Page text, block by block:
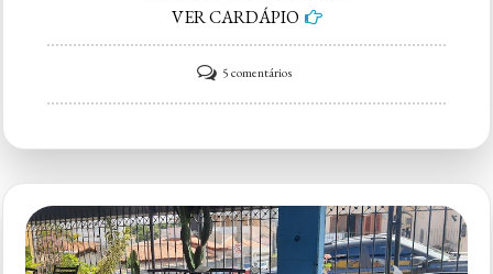
VER CARDÁPIO
5 comentáriosem
point